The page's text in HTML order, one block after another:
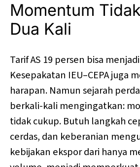
Momentum
Dua Kali
Tarif AS 19 persen bisa
Kesepakatan IEU–CEPA juga
harapan. Namun sejarah
berkali-kali mengingatkan:
tidak cukup. Butuh langkah
cerdas, dan keberanian
kebijakan ekspor dari hanya